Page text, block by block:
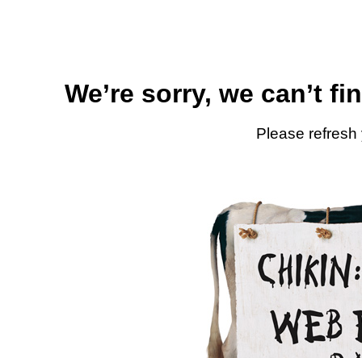
We’re sorry, we can’t
Please refresh